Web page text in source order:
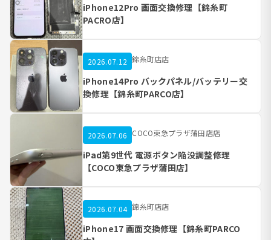
iPhone12Pro 画面交換修理【錦糸町
PACRO店】
2026.07.12 錦糸町店店
iPhone14Pro バックパネル/バッテリー交
換修理【錦糸町PARCO店】
2026.07.06 COCO東急プラザ蒲田店店
iPad第9世代 電源ボタン陥没調整修理
【COCO東急プラザ蒲田店】
2026.07.04 錦糸町店店
iPhone17 画面交換修理【錦糸町PARCO